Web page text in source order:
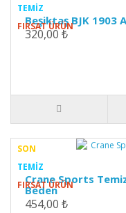
TEMIZ
FIRSAT ÜRÜN
Beşiktaş BJK 1903
320,00 ₺
SON
TEMIZ
FIRSAT ÜRÜN
Crane Sports
Beden
454,00 ₺